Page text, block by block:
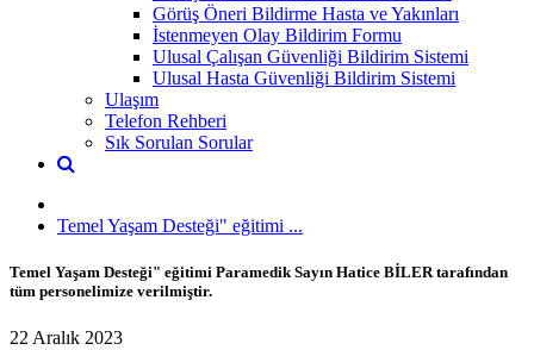
Görüş Öneri Bildirme Hasta ve Yakınları
İstenmeyen Olay Bildirim Formu
Ulusal Çalışan Güvenliği Bildirim Sistemi
Ulusal Hasta Güvenliği Bildirim Sistemi
Ulaşım
Telefon Rehberi
Sık Sorulan Sorular
Temel Yaşam Desteği" eğitimi ...
Temel Yaşam Desteği" eğitimi Paramedik Sayın Hatice BİLER tarafından
tüm personelimize verilmiştir.
22 Aralık 2023